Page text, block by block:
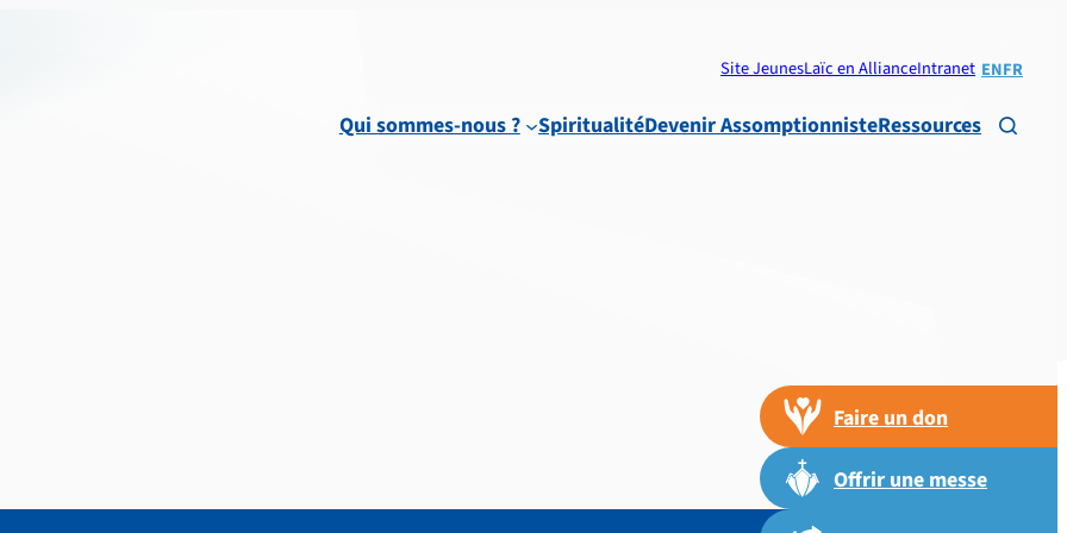
Site JeunesLaïc en AllianceIntranet ENFR
Qui sommes-nous ? SpiritualitéDevenir AssomptionnisteRessources 
Faire un don
Offrir une messe